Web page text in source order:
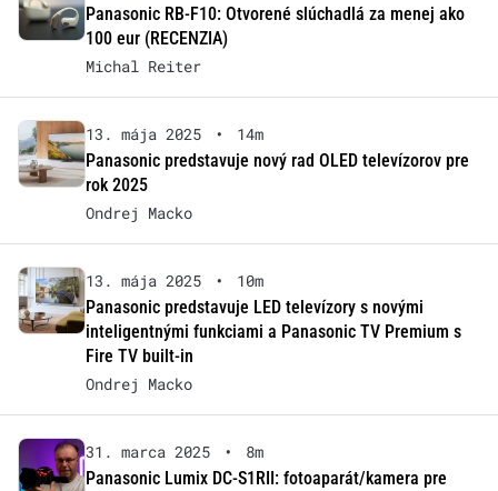
Panasonic RB-F10: Otvorené slúchadlá za menej ako
100 eur (RECENZIA)
Michal Reiter
13. mája 2025 •
14m
Panasonic predstavuje nový rad OLED televízorov pre
rok 2025
Ondrej Macko
13. mája 2025 •
10m
Panasonic predstavuje LED televízory s novými
inteligentnými funkciami a Panasonic TV Premium s
Fire TV built-in
Ondrej Macko
31. marca 2025 •
8m
Panasonic Lumix DC-S1RII: fotoaparát/kamera pre